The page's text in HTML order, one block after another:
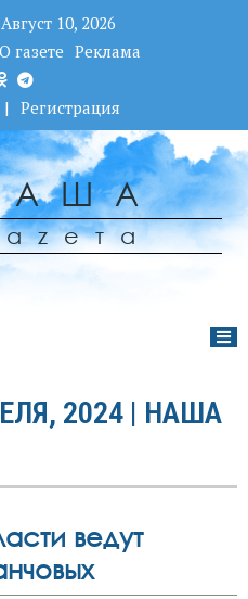
10, 2026
О газете Реклама
| Регистрация
2024 | НАША
ведут